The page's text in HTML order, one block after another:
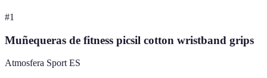
#1
Muñequeras de fitness picsil cotton wristband grips
Atmosfera Sport ES